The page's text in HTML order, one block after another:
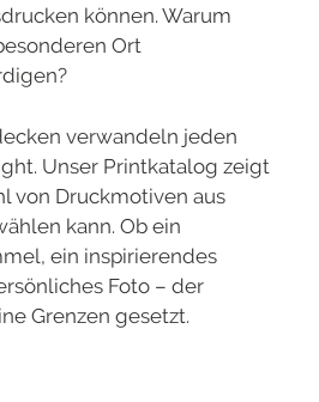
können. Warum
Ort
verwandeln jeden
Unser Printkatalog zeigt
von Druckmotiven aus
kann. Ob ein
ein inspirierendes
Foto – der
Grenzen gesetzt.